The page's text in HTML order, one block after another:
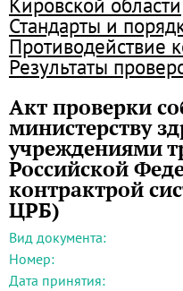
Стандарты и
Противодействие
Результаты
Акт проверки
министерству
учреждениями
Российской
контрактрой
ЦРБ)
Вид документа:
Номер:
Дата принятия: